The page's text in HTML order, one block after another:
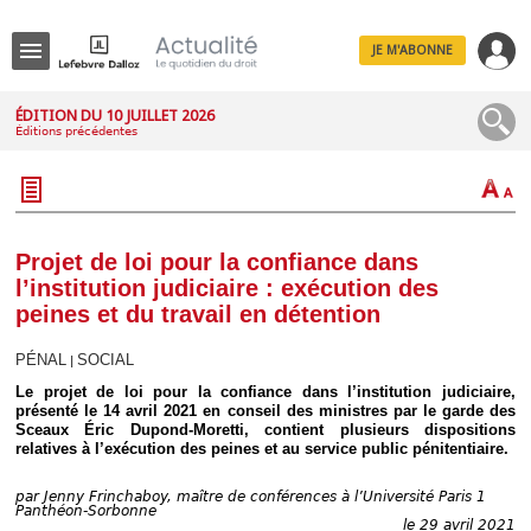
JE M'ABONNE
ÉDITION DU 10 JUILLET 2026
Éditions précédentes
Projet de loi pour la confiance dans
l’institution judiciaire : exécution des
peines et du travail en détention
PÉNAL
SOCIAL
Le projet de loi pour la confiance dans l’institution judiciaire,
présenté le 14 avril 2021 en conseil des ministres par le garde des
Sceaux Éric Dupond-Moretti, contient plusieurs dispositions
relatives à l’exécution des peines et au service public pénitentiaire.
par Jenny Frinchaboy, maître de conférences à l’Université Paris 1
Panthéon-Sorbonne
le 29 avril 2021